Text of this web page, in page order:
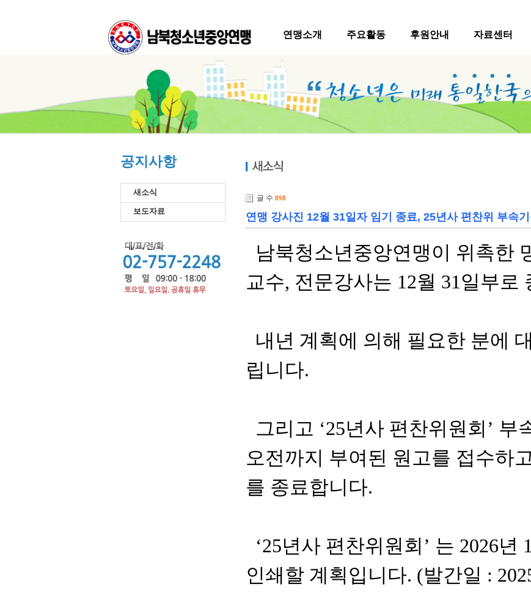
연맹소개 주요활동 후원안내 자료센터
공지사항
새소식
보도자료
글 수 898
연맹 강사진 12월 31일자 임기 종료, 25년사 편찬위 부속
남북청소년중앙연맹이 위촉한
교수, 전문강사는 12월 31일부로
내년 계획에 의해 필요한 분에
립니다.
그리고 ‘25년사 편찬위원회’ 부
오전까지 부여된 원고를 접수하고
를 종료합니다.
‘25년사 편찬위원회’ 는 2026년 1
인쇄할 계획입니다. (발간일 :